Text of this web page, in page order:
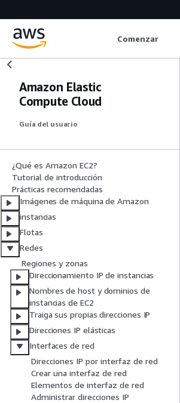
Comenzar
Amazon Elastic
Compute Cloud
Guía del usuario
¿Qué es Amazon EC2?
Tutorial de introducción
Prácticas recomendadas
Imágenes de máquina de Amazon
instancias
Flotas
Redes
Regiones y zonas
Direccionamiento IP de instancias
Nombres de host y dominios de
instancias de EC2
Traiga sus propias direcciones IP
Direcciones IP elásticas
Interfaces de red
Direcciones IP por interfaz de red
Crear una interfaz de red
Elementos de interfaz de red
Administrar direcciones IP